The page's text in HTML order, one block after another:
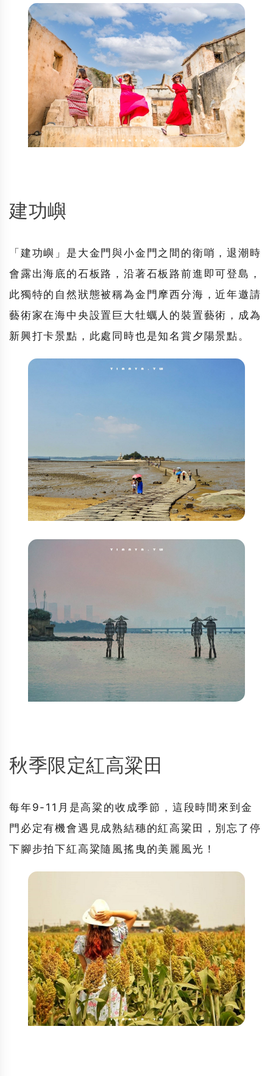
建功嶼
「 建功嶼 」是大金門與小金門之間的衛哨，退潮時
會露出海底的石板路，沿著石板路前進即可登島，
此獨特的自然狀態被稱為金門摩西分海，近年邀請
藝術家在海中央設置巨大牡蠣人的裝置藝術，成為
新興打卡景點，此處同時也是知名賞夕陽景點。
秋季限定紅高粱田
每年9-11月是高粱的收成季節，這段時間來到金
門必定有機會遇見成熟結穗的紅高粱田，別忘了停
下腳步拍下紅高粱隨風搖曳的美麗風光！